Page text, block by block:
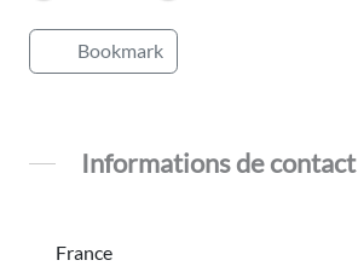
Bookmark
Informations de contact
France